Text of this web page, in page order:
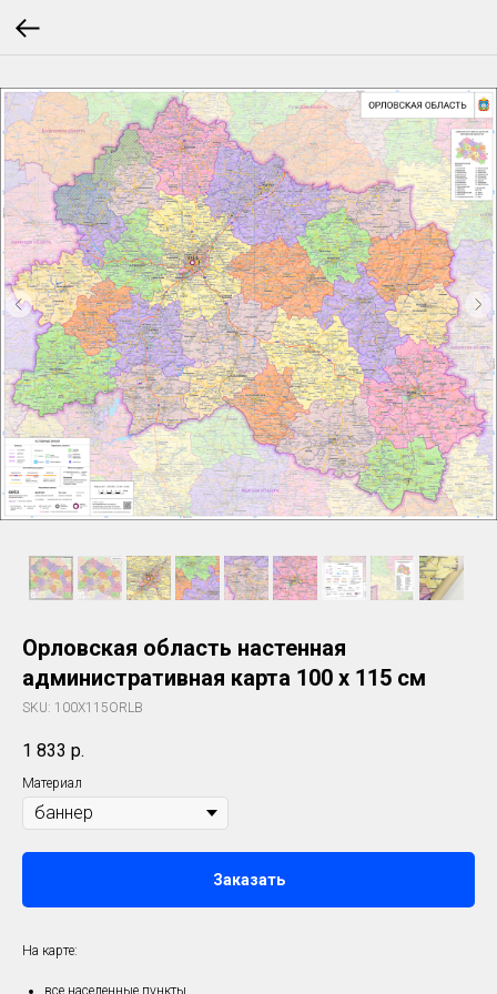
Орловская область настенная
административная карта 100 х 115 см
SKU: 100X115ORLB
1 833 р.
Материал
Заказать
На карте: